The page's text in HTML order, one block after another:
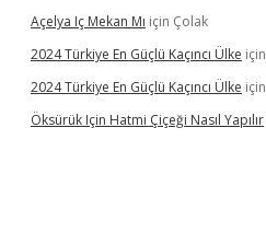
Açelya Iç Mekan Mı için Çolak
2024 Türkiye En Güçlü Kaçıncı Ülke için
2024 Türkiye En Güçlü Kaçıncı Ülke için
Öksürük Için Hatmi Çiçeği Nasıl Yapılır